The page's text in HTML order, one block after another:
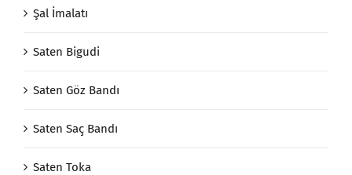
Şal İmalatı
Saten Bigudi
Saten Göz Bandı
Saten Saç Bandı
Saten Toka